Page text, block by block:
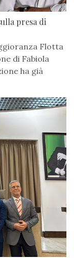
presa di
Flotta
di Fabiola
ha già